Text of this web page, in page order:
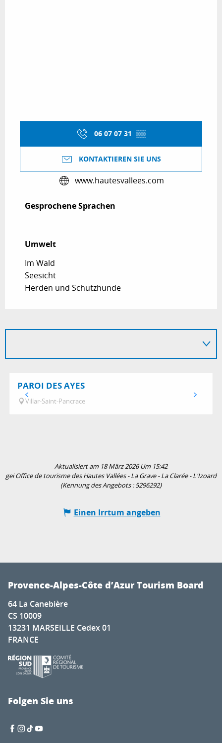
06 07 07 31 ▒▒
KONTAKTIEREN SIE UNS
www.hautesvallees.com
Gesprochene Sprachen
Gesprochene Sprachen
Umwelt
Umwelt
Im Wald
Seesicht
Herden und Schutzhunde
PAROI DES AYES
Villar-Saint-Pancrace
Aktualisiert am 18 März 2026 Um 15:42
gei Office de tourisme des Hautes Vallées - La Grave - La Clarée - L'Izoard
(Kennung des Angebots :5296292)
Einen Irrtum angeben
Provence-Alpes-Côte d’Azur Tourism Board
64 La Canebière
CS 10009
13231 MARSEILLE Cedex 01
FRANCE
Folgen Sie uns